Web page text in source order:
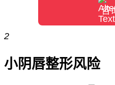
咨
2
小阴唇整形风险